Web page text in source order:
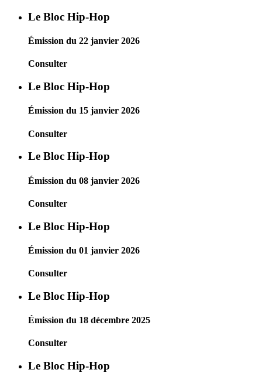
Le Bloc Hip-Hop
Émission du 22 janvier 2026
Consulter
Le Bloc Hip-Hop
Émission du 15 janvier 2026
Consulter
Le Bloc Hip-Hop
Émission du 08 janvier 2026
Consulter
Le Bloc Hip-Hop
Émission du 01 janvier 2026
Consulter
Le Bloc Hip-Hop
Émission du 18 décembre 2025
Consulter
Le Bloc Hip-Hop